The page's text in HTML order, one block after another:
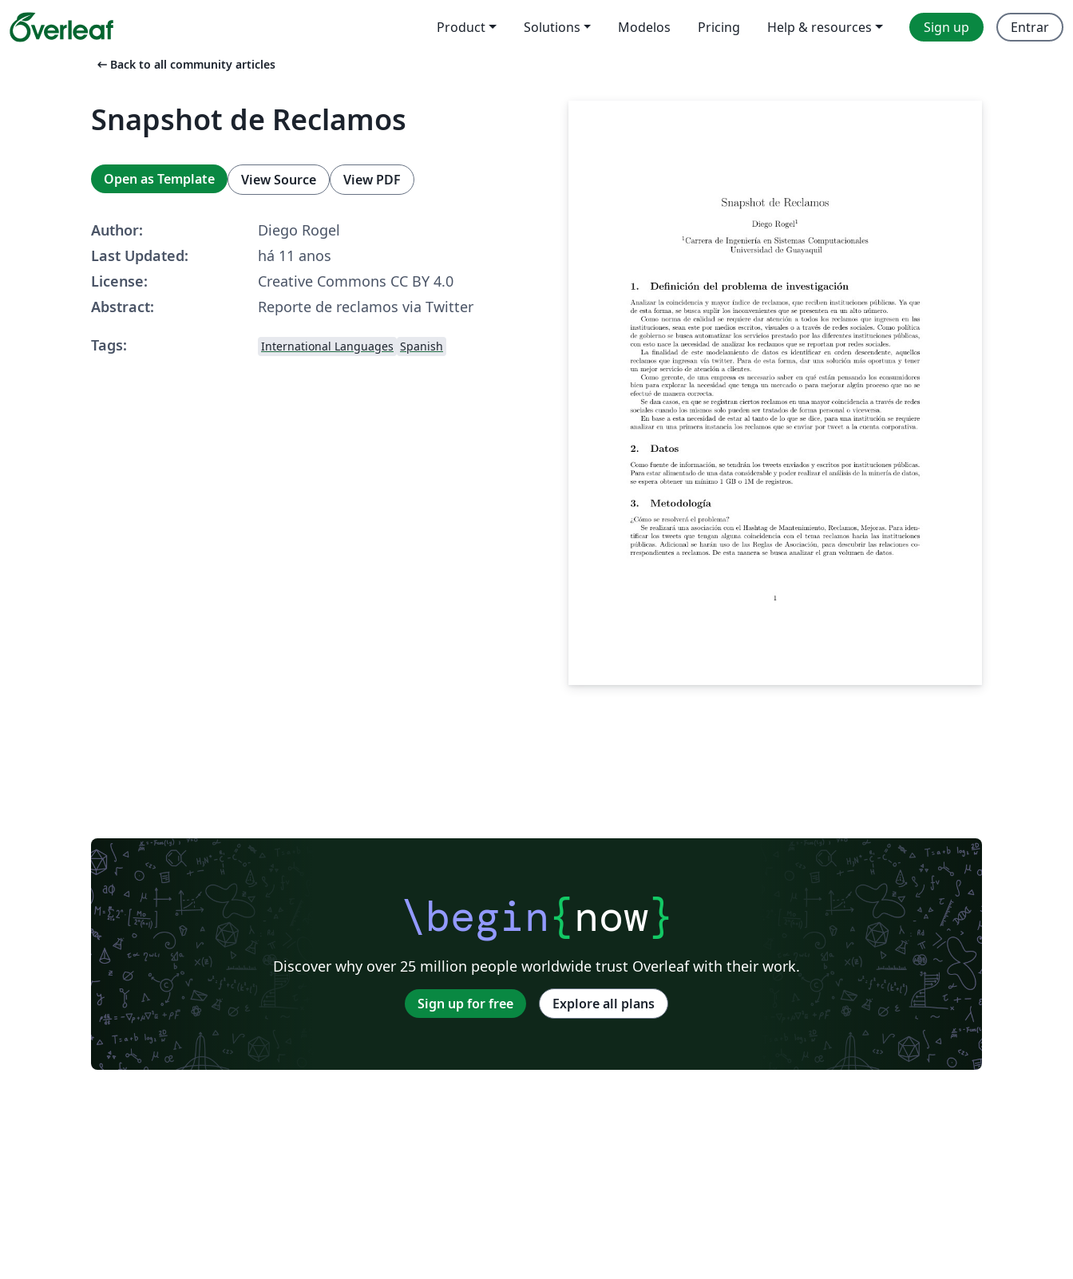
Product Solutions Modelos Pricing Help & resources Sign up Entrar
arrow_left_alt Back to all community articles
Snapshot de Reclamos
Open as Template View Source View PDF
Author:
Diego Rogel
Last Updated:
há 11 anos
License:
Creative Commons CC BY 4.0
Abstract:
Reporte de reclamos via Twitter
Tags:
International Languages Spanish
\begin{now}
Discover why over 25 million people worldwide trust Overleaf with their work.
Sign up for free Explore all plans